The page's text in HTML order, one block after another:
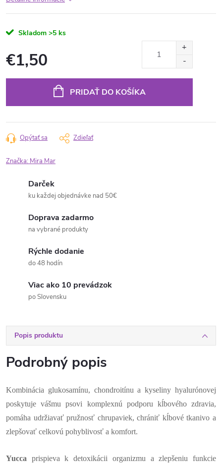
Skladom >5 ks
€1,50
PRIDAŤ DO KOŠÍKA
Opýtať sa Zdieľať
Značka: Mira Mar
Darček
ku každej objednávke nad 50€
Doprava zadarmo
na vybrané produkty
Rýchle dodanie
do 48 hodín
Viac ako 10 prevádzok
po Slovensku
Popis produktu
Podrobný popis
Kombinácia glukosamínu, chondroitínu a kyseliny hyalurónovej
poskytuje vášmu psovi komplexnú podporu kĺbového zdravia,
pomáha udržiavať pružnosť chrupaviek, chrániť kĺbové tkanivo a
zlepšovať celkovú pohyblivosť a komfort.
Yucca prispieva k detoxikácii organizmu a zlepšeniu funkcie